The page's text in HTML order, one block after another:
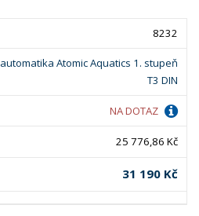
8232
automatika Atomic Aquatics 1. stupeň
T3 DIN
NA DOTAZ
25 776,86 Kč
31 190 Kč